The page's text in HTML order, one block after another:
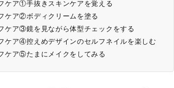
ケア①手抜きスキンケアを覚える
ケア②ボディクリームを塗る
ケア③鏡を見ながら体型チェックをする
ケア④控えめデザインのセルフネイルを楽しむ
ケア⑤たまにメイクをしてみる